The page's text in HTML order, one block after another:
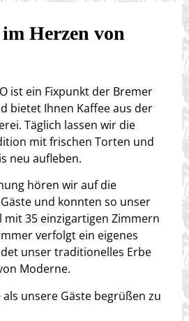
Herzen von
ist ein Fixpunkt der Bremer
bietet Ihnen Kaffee aus der
Täglich lassen wir die
mit frischen Torten und
neu aufleben.
hören wir auf die
und konnten so unser
mit 35 einzigartigen Zimmern
verfolgt ein eigenes
unser traditionelles Erbe
Moderne.
unsere Gäste begrüßen zu